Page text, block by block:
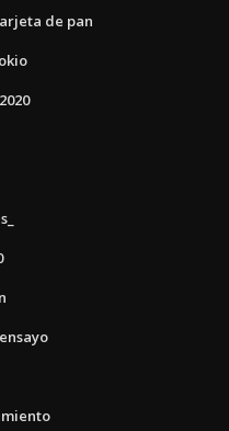
de pan